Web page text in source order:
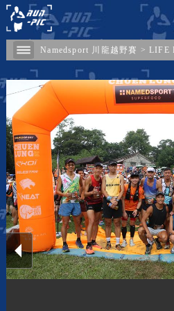
Namedsport 川龍越野賽 > LIFE